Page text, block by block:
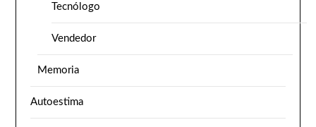
Tecnólogo
Vendedor
Memoria
Autoestima